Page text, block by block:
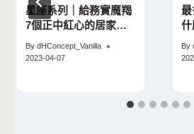
星座系列｜給務實魔羯
7個正中紅心的居家設
By dHConcept_Vanilla
2023-04-07
最
什
By